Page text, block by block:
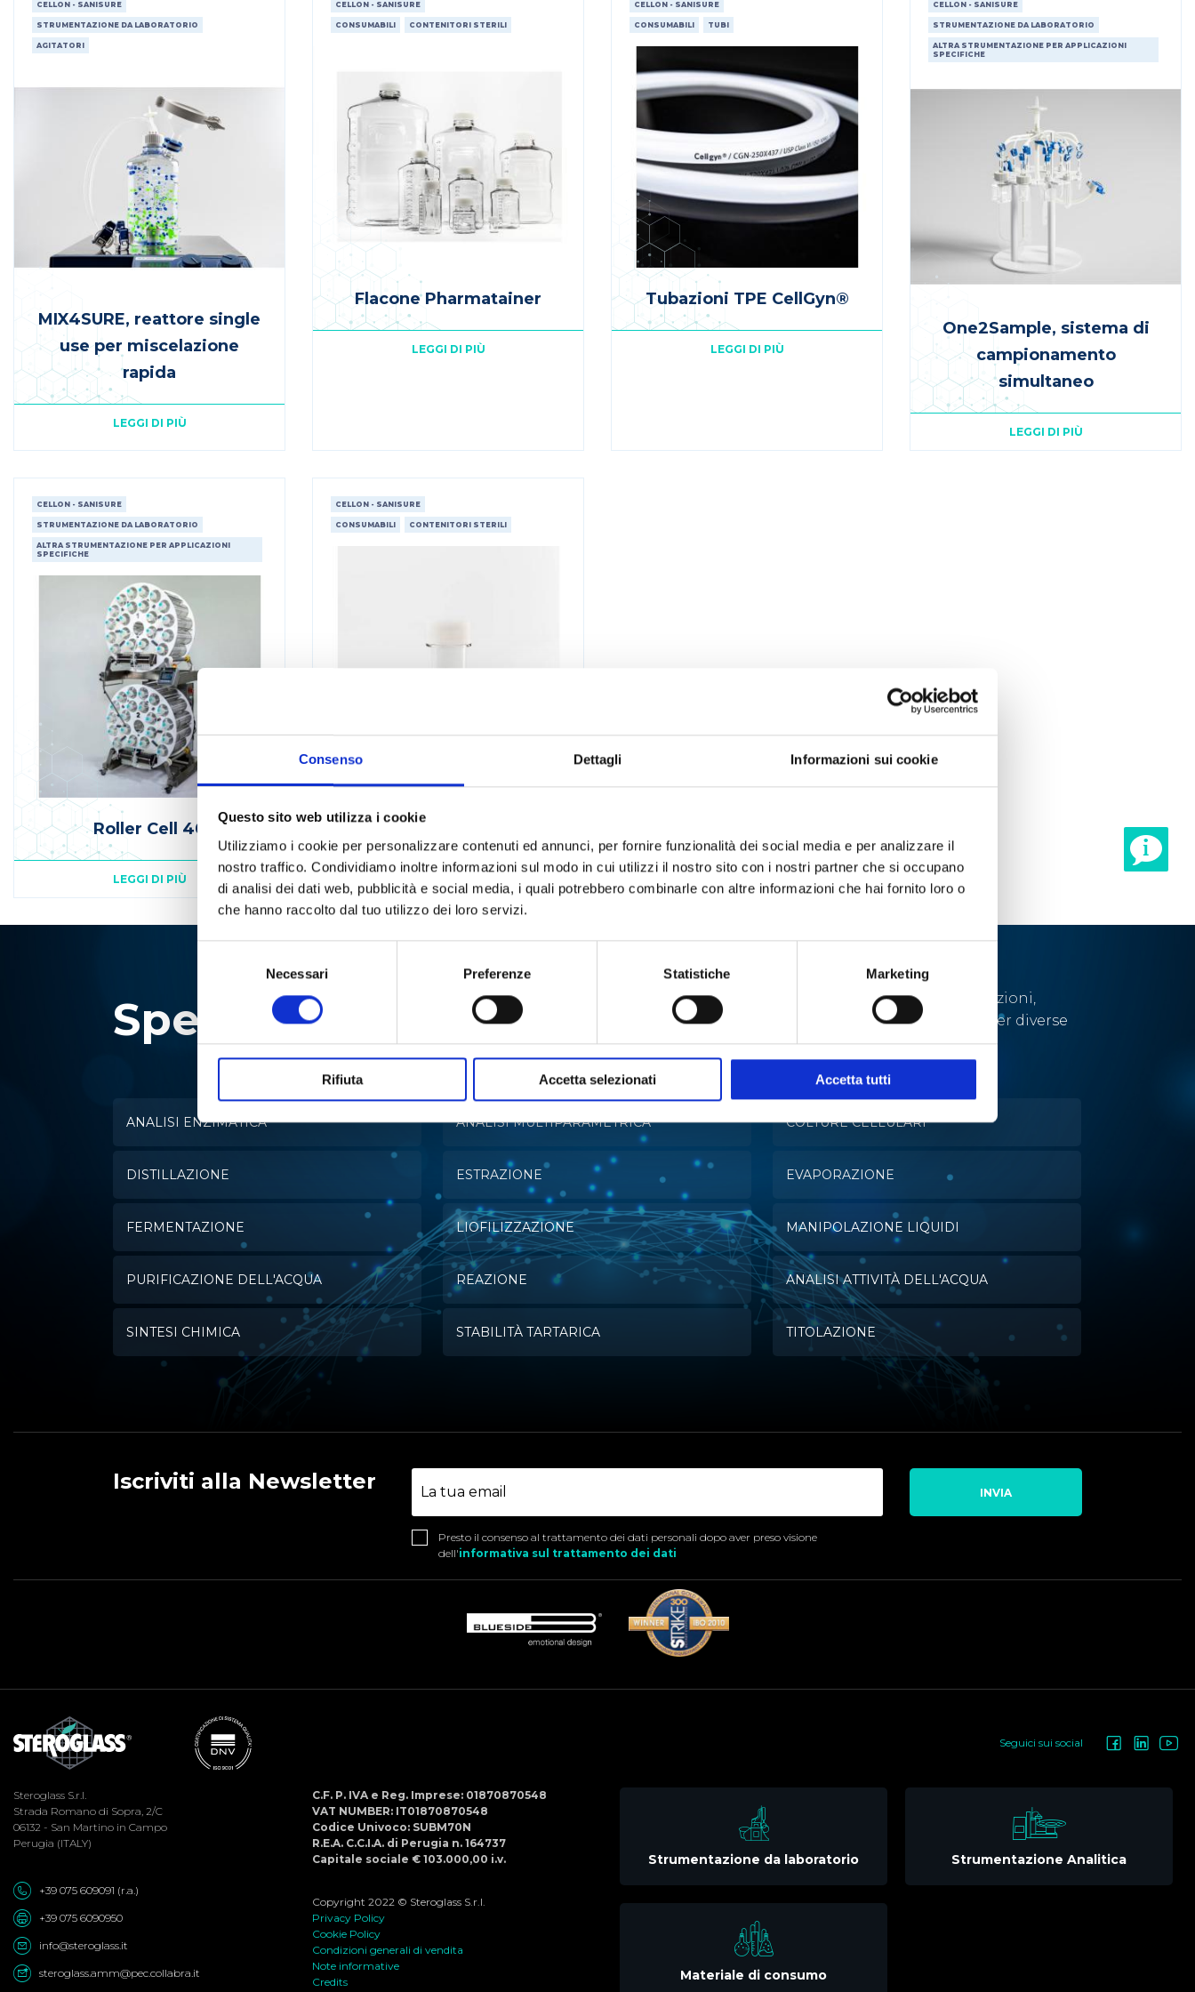
Consenso Dettagli Informazioni sui cookie
Questo sito web utilizza i cookie
Utilizziamo i cookie per personalizzare contenuti ed annunci, per fornire funzionalità dei social media e per analizzare il
nostro traffico. Condividiamo inoltre informazioni sul modo in cui utilizzi il nostro sito con i nostri partner che si occupano
di analisi dei dati web, pubblicità e social media, i quali potrebbero combinarle con altre informazioni che hai fornito loro o
che hanno raccolto dal tuo utilizzo dei loro servizi.
Necessari Preferenze Statistiche Marketing
Rifiuta Accetta selezionati Accetta tutti
CELLON - SANISURE
STRUMENTAZIONE DA LABORATORIO
AGITATORI
MIX4SURE, reattore single
use per miscelazione
rapida
LEGGI DI PIÙ
CELLON - SANISURE
CONSUMABILI CONTENITORI STERILI
Flacone Pharmatainer
LEGGI DI PIÙ
CELLON - SANISURE
CONSUMABILI TUBI
Tubazioni TPE CellGyn®
LEGGI DI PIÙ
CELLON - SANISURE
STRUMENTAZIONE DA LABORATORIO
ALTRA STRUMENTAZIONE PER APPLICAZIONI
SPECIFICHE
One2Sample, sistema di
campionamento
simultaneo
LEGGI DI PIÙ
CELLON - SANISURE
STRUMENTAZIONE DA LABORATORIO
ALTRA STRUMENTAZIONE PER APPLICAZIONI
SPECIFICHE
Roller Cell 40
LEGGI DI PIÙ
CELLON - SANISURE
CONSUMABILI CONTENITORI STERILI
LEGGI DI PIÙ
Specialisti in:
Abbiamo sviluppato soluzioni,
tecnologie e strumenti per diverse
applicazioni.
ANALISI ENZIMATICA ANALISI MULTIPARAMETRICA COLTURE CELLULARI
DISTILLAZIONE ESTRAZIONE EVAPORAZIONE
FERMENTAZIONE LIOFILIZZAZIONE MANIPOLAZIONE LIQUIDI
PURIFICAZIONE DELL'ACQUA REAZIONE ANALISI ATTIVITÀ DELL'ACQUA
SINTESI CHIMICA STABILITÀ TARTARICA TITOLAZIONE
Iscriviti alla Newsletter
Presto il consenso al trattamento dei dati personali dopo aver preso visione
dell'informativa sul trattamento dei dati
INVIA
Menu
Seguici sui social
Steroglass S.r.l.
Strada Romano di Sopra, 2/C
06132 - San Martino in Campo
Perugia (ITALY)
+39 075 609091 (r.a.)
+39 075 6090950
info@steroglass.it
steroglass.amm@pec.collabra.it
C.F. P. IVA e Reg. Imprese: 01870870548
VAT NUMBER: IT01870870548
Codice Univoco: SUBM70N
R.E.A. C.C.I.A. di Perugia n. 164737
Capitale sociale € 103.000,00 i.v.
Copyright 2022 © Steroglass S.r.l.
Privacy Policy
Cookie Policy
Condizioni generali di vendita
Note informative
Credits
Strumentazione da laboratorio Strumentazione Analitica
Materiale di consumo